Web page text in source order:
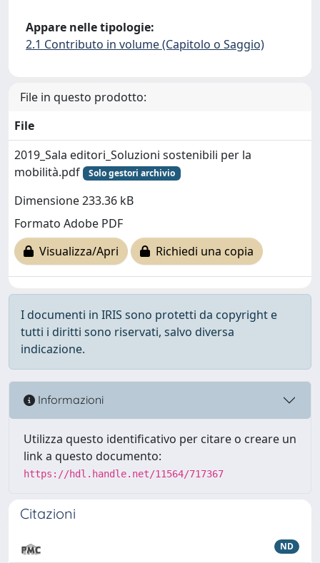
Appare nelle tipologie:
2.1 Contributo in volume (Capitolo o Saggio)
File in questo prodotto:
File
2019_Sala editori_Soluzioni sostenibili per la
mobilità.pdf
Solo gestori archivio
Dimensione 233.36 kB
Formato Adobe PDF
Visualizza/Apri
Richiedi una copia
I documenti in IRIS sono protetti da copyright e
tutti i diritti sono riservati, salvo diversa
indicazione.
Informazioni
Utilizza questo identificativo per citare o creare un
link a questo documento:
https://hdl.handle.net/11564/717367
Citazioni
ND